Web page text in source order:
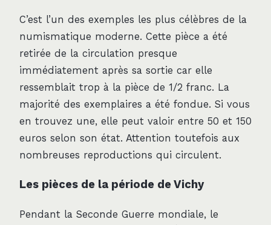
C’est l’un des exemples les plus célèbres de la
numismatique moderne. Cette pièce a été
retirée de la circulation presque
immédiatement après sa sortie car elle
ressemblait trop à la pièce de 1/2 franc. La
majorité des exemplaires a été fondue. Si vous
en trouvez une, elle peut valoir entre 50 et 150
euros selon son état. Attention toutefois aux
nombreuses reproductions qui circulent.
Les pièces de la période de Vichy
Pendant la Seconde Guerre mondiale, le